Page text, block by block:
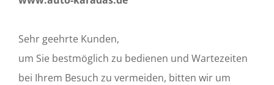
Sehr geehrte Kunden,
um Sie bestmöglich zu bedienen und Wartezeiten
bei Ihrem Besuch zu vermeiden, bitten wir um